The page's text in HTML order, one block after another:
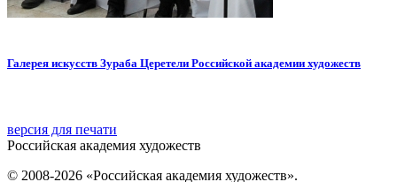
Галерея искусств Зураба Церетели Российской академии художеств
версия для печати
Российская академия художеств
© 2008-2026 «Российская академия художеств».